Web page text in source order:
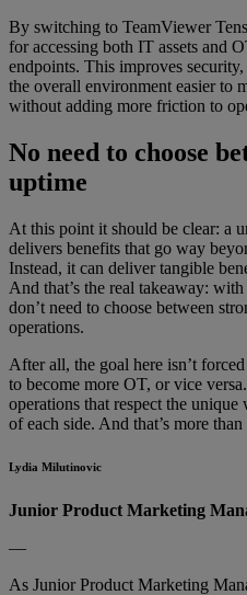
By switching to TeamViewer
for accessing both IT assets and
endpoints. This improves
the overall environment easier to
without adding more friction to
No need to choose
uptime
At this point it should be clear: a
delivers benefits that go way
Instead, it can deliver tangible
And that’s the real takeaway:
don’t need to choose between
operations.
After all, the goal here isn’t
to become more OT, or vice
operations that respect the
of each side. And that’s more
Lydia Milutinovic
Junior Product Marketing
––
As Junior Product Marketing